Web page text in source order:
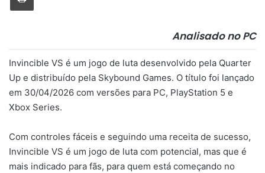
Analisado no PC
Invincible VS é um jogo de luta desenvolvido pela Quarter
Up e distribuído pela Skybound Games. O título foi lançado
em 30/04/2026 com versões para PC, PlayStation 5 e
Xbox Series.
Com controles fáceis e seguindo uma receita de sucesso,
Invincible VS é um jogo de luta com potencial, mas que é
mais indicado para fãs, para quem está começando no